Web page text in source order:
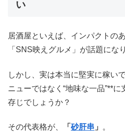
い
居酒屋といえば、インパクトの
「SNS映えグルメ」が話題にな
しかし、実は本当に堅実に稼い
ニューではなく“地味な一品”**
存じでしょうか？
その代表格が、 「 砂肝串 」 。